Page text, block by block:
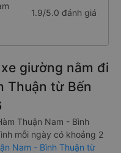
1.9/5.0 đánh giá
giường nằm đi
Thuận từ Bến
Thuận Nam - Bình
mỗi ngày có khoảng 2
Nam - Bình Thuận từ